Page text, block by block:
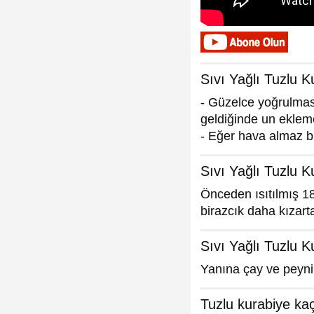
Sıvı Yağlı Tuzlu
- Güzelce
geldiğinde un
- Eğer hava almaz
Sıvı Yağlı Tuzlu
Önceden ısıtılmış
birazcık daha
Sıvı Yağlı Tuzlu
Yanına çay ve
Tuzlu kurabiye